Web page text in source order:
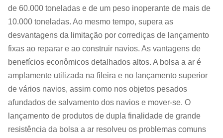
de 60.000 toneladas e de um peso inoperante de mais de
10.000 toneladas. Ao mesmo tempo, supera as
desvantagens da limitação por corrediças de lançamento
fixas ao reparar e ao construir navios. As vantagens de
benefícios econômicos detalhados altos. A bolsa a ar é
amplamente utilizada na fileira e no lançamento superior
de vários navios, assim como nos objetos pesados
afundados de salvamento dos navios e mover-se. O
lançamento de produtos de dupla finalidade de grande
resistência da bolsa a ar resolveu os problemas comuns